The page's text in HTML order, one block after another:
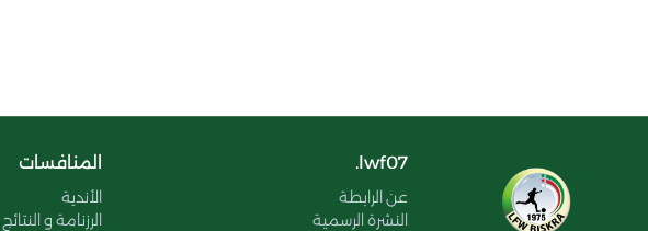
lwf07.
عن الرابطة
النشرة الرسمية
المنافسات
الأندية
الرزنامة و النتائج